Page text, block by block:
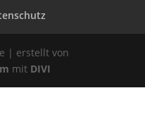
| erstellt von
mit DIVI